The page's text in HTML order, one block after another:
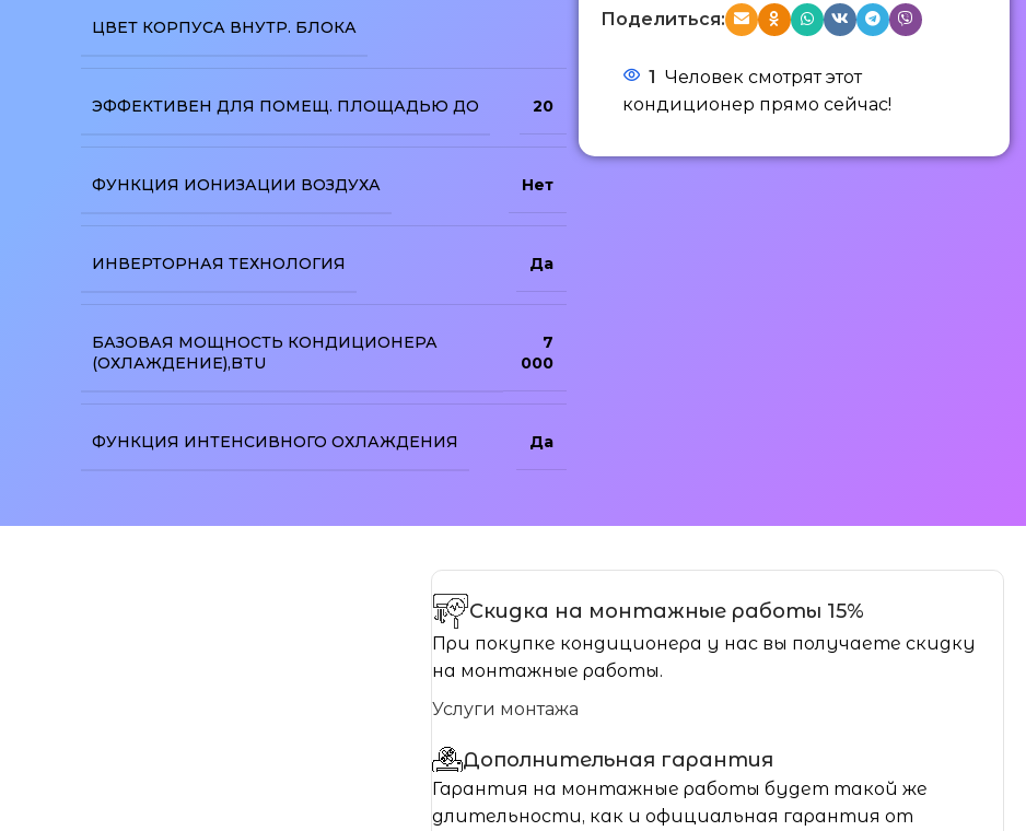
ЦВЕТ КОРПУСА ВНУТР. БЛОКА
ЭФФЕКТИВЕН ДЛЯ ПОМЕЩ. ПЛОЩАДЬЮ ДО 20
ФУНКЦИЯ ИОНИЗАЦИИ ВОЗДУХА Нет
ИНВЕРТОРНАЯ ТЕХНОЛОГИЯ Да
БАЗОВАЯ МОЩНОСТЬ КОНДИЦИОНЕРА
(ОХЛАЖДЕНИЕ),BTU
7
000
ФУНКЦИЯ ИНТЕНСИВНОГО ОХЛАЖДЕНИЯ Да
Поделиться:
1 Человек смотрят этот
кондиционер прямо сейчас!
Скидка на монтажные работы 15%
При покупке кондиционера у нас вы получаете скидку
на монтажные работы.
Услуги монтажа
Дополнительная гарантия
Гарантия на монтажные работы будет такой же
длительности, как и официальная гарантия от